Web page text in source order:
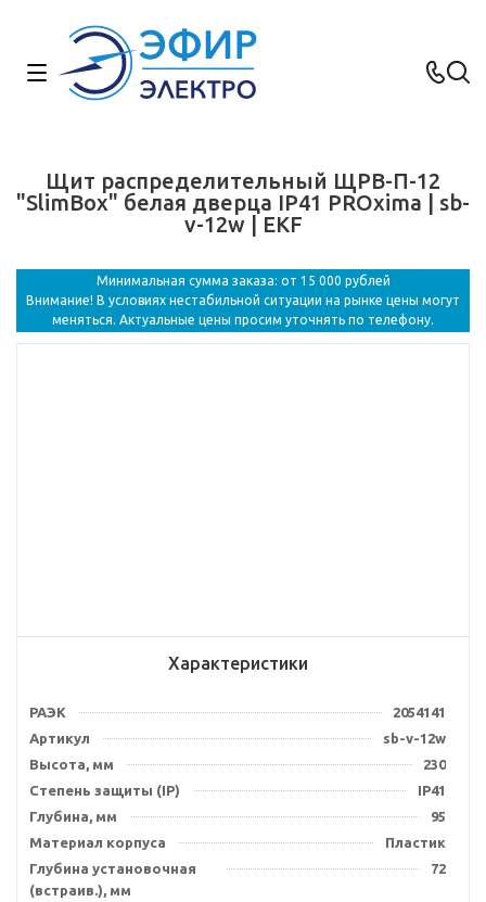
Щит распределительный ЩРВ-П-12
"SlimBox" белая дверца IP41 PROxima | sb-
v-12w | EKF
Минимальная сумма заказа: от 15 000 рублей
Внимание! В условиях нестабильной ситуации на рынке цены могут
меняться. Актуальные цены просим уточнять по телефону.
Характеристики
РАЭК
2054141
Артикул
sb-v-12w
Высота, мм
230
Степень защиты (IP)
IP41
Глубина, мм
95
Материал корпуса
Пластик
Глубина установочная
(встраив.), мм
72